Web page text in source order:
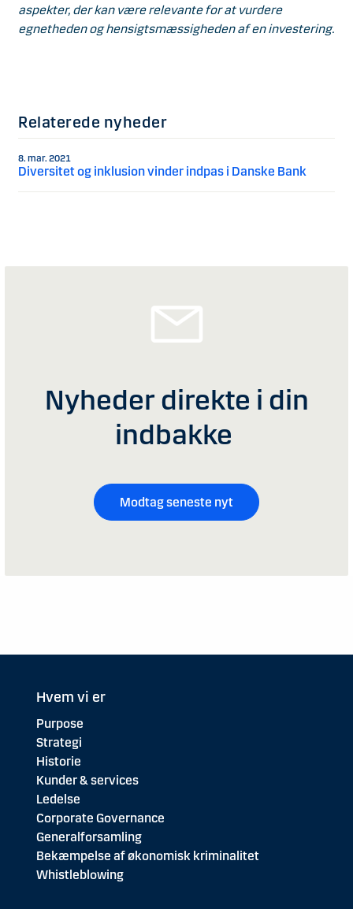
aspekter, der kan være relevante for at vurdere
egnetheden og hensigtsmæssigheden af en investering.
Relaterede nyheder
8. mar. 2021
Diversitet og inklusion vinder indpas i Danske Bank
Nyheder direkte i din
indbakke
Modtag seneste nyt
Hvem vi er
Purpose
Strategi
Historie
Kunder & services
Ledelse
Corporate Governance
Generalforsamling
Bekæmpelse af økonomisk kriminalitet
Whistleblowing